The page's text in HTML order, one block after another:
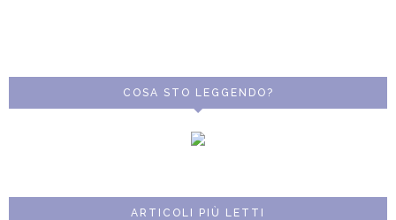
COSA STO LEGGENDO?
ARTICOLI PIÙ LETTI